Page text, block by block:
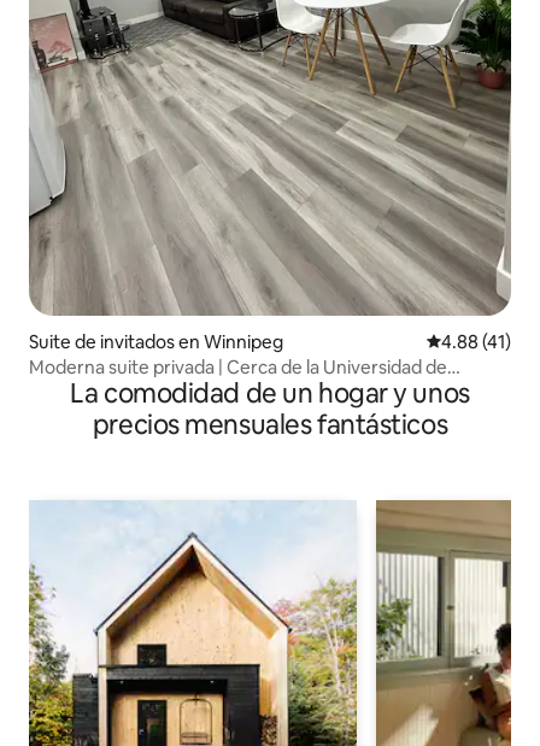
Suite de invitados en Winnipeg Calificación
4.88 (41)
Moderna suite privada | Cerca de la Universidad de
MichiganLa comodidad de un hogar y unos
precios mensuales fantásticos